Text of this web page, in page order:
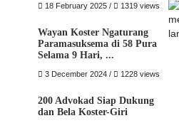
18 February 2025 / 1319 views
Wayan Koster Ngaturang
Paramasuksema di 58 Pura
Selama 9 Hari, ...
3 December 2024 / 1228 views
200 Advokad Siap Dukung
dan Bela Koster-Giri